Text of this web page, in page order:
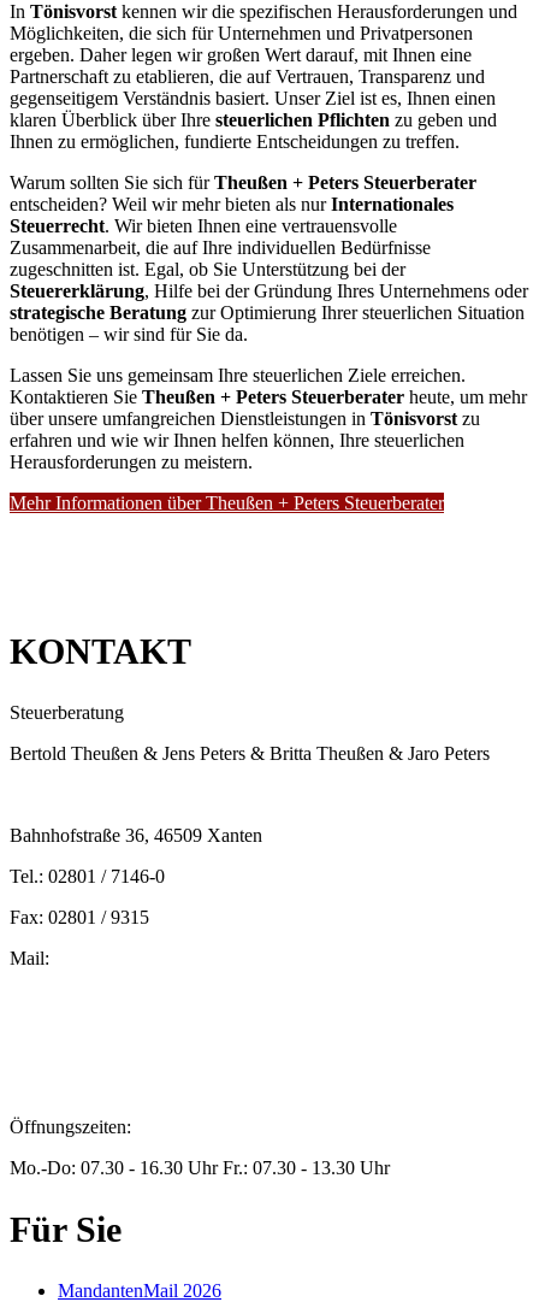
In Tönisvorstkennen wir die spezifischen Herausforderungen und
Möglichkeiten, die sich für Unternehmen und Privatpersonen
ergeben. Daher legen wir großen Wert darauf, mit Ihnen eine
Partnerschaft zu etablieren, die auf Vertrauen, Transparenz und
gegenseitigem Verständnis basiert. Unser Ziel ist es, Ihnen einen
klaren Überblick über Ihre steuerlichen Pflichten zu geben und
Ihnen zu ermöglichen, fundierte Entscheidungen zu treffen.
Warum sollten Sie sich fürTheußen + Peters Steuerberater
entscheiden? Weil wir mehr bieten als nurInternationales
Steuerrecht. Wir bieten Ihnen eine vertrauensvolle
Zusammenarbeit, die auf Ihre individuellen Bedürfnisse
zugeschnitten ist. Egal, ob Sie Unterstützung bei der
Steuererklärung, Hilfe bei der Gründung Ihres Unternehmens oder
strategische Beratung zur Optimierung Ihrer steuerlichen Situation
benötigen – wir sind für Sie da.
Lassen Sie uns gemeinsam Ihre steuerlichen Ziele erreichen.
Kontaktieren Sie Theußen + Peters Steuerberater heute, um mehr
über unsere umfangreichen Dienstleistungen in Tönisvorstzu
erfahren und wie wir Ihnen helfen können, Ihre steuerlichen
Herausforderungen zu meistern.
Mehr Informationen über Theußen + Peters Steuerberater
KONTAKT
Steuerberatung
Bertold Theußen & Jens Peters & Britta Theußen & Jaro Peters
Bahnhofstraße 36, 46509 Xanten
Tel.: 02801 / 7146-0
Fax: 02801 / 9315
Mail:
Öffnungszeiten:
Mo.-Do: 07.30 - 16.30 Uhr Fr.: 07.30 - 13.30 Uhr
Für Sie
MandantenMail 2026